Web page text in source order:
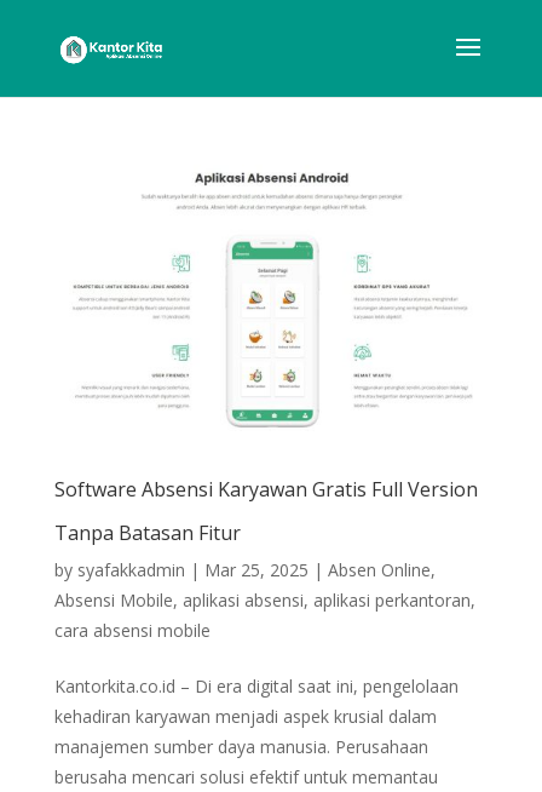
Software Absensi Karyawan Gratis Full Version
Tanpa Batasan Fitur
by syafakkadmin | Mar 25, 2025 | Absen Online,
Absensi Mobile, aplikasi absensi, aplikasi perkantoran,
cara absensi mobile
Kantorkita.co.id – Di era digital saat ini, pengelolaan
kehadiran karyawan menjadi aspek krusial dalam
manajemen sumber daya manusia. Perusahaan
berusaha mencari solusi efektif untuk memantau